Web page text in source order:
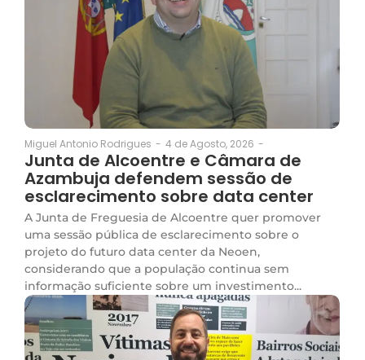
Miguel Antonio Rodrigues - 4 de Agosto, 2026 -
Junta de Alcoentre e Câmara de
Azambuja defendem sessão de
esclarecimento sobre data center
A Junta de Freguesia de Alcoentre quer promover
uma sessão pública de esclarecimento sobre o
projeto do futuro data center da Neoen,
considerando que a população continua sem
informação suficiente sobre um investimento...